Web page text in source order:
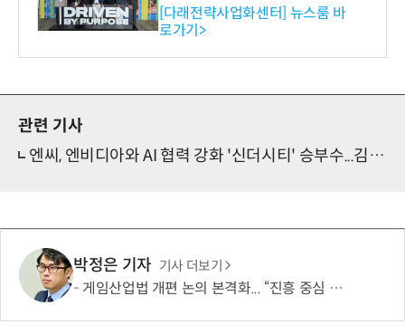
와의 비즈니스 미팅 지원…K
-바이오 해외 진출 교두보 확
보
[다래전략사업화센터] 뉴스룸 바
로가기>
관련 기사
엔씨, 엔비디아와 AI 협력 강화 '신더시티' 승부수...김택진·젠슨 황 회동도
박정은 기자 기사 더보기
게임산업법 개편 논의 본격화... “진흥 중심 전환 속 세부 보완 필요”